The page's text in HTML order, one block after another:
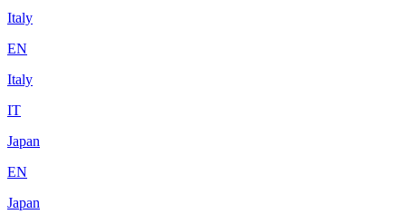
Italy
EN
Italy
IT
Japan
EN
Japan